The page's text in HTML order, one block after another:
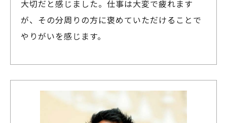
大切だと感じました。仕事は大変で疲れます
が、その分周りの方に褒めていただけることで
やりがいを感じます。